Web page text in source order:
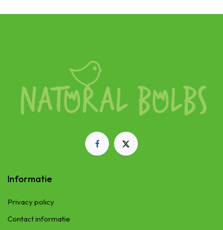
Informatie
Privacy policy
Contact informatie